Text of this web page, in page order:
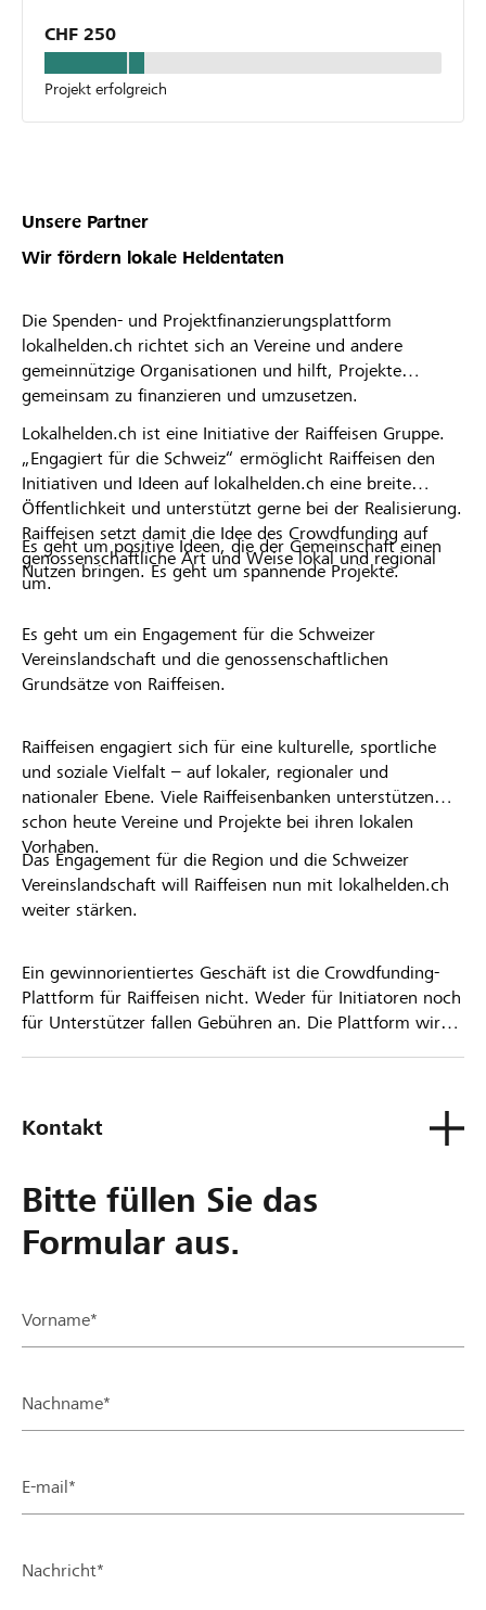
CHF 250
Projekt erfolgreich
Unsere Partner
Wir fördern lokale Heldentaten
Die Spenden- und Projektfinanzierungsplattform
lokalhelden.ch richtet sich an Vereine und andere
gemeinnützige Organisationen und hilft, Projekte
gemeinsam zu finanzieren und umzusetzen.
Lokalhelden.ch ist eine Initiative der Raiffeisen Gruppe.
„Engagiert für die Schweiz“ ermöglicht Raiffeisen den
Initiativen und Ideen auf lokalhelden.ch eine breite
Öffentlichkeit und unterstützt gerne bei der Realisierung.
Raiffeisen setzt damit die Idee des Crowdfunding auf
genossenschaftliche Art und Weise lokal und regional
um.
Es geht um positive Ideen, die der Gemeinschaft einen
Nutzen bringen. Es geht um spannende Projekte.
Es geht um ein Engagement für die Schweizer
Vereinslandschaft und die genossenschaftlichen
Grundsätze von Raiffeisen.
Raiffeisen engagiert sich für eine kulturelle, sportliche
und soziale Vielfalt – auf lokaler, regionaler und
nationaler Ebene. Viele Raiffeisenbanken unterstützen
schon heute Vereine und Projekte bei ihren lokalen
Vorhaben.
Das Engagement für die Region und die Schweizer
Vereinslandschaft will Raiffeisen nun mit lokalhelden.ch
weiter stärken.
Ein gewinnorientiertes Geschäft ist die Crowdfunding-
Plattform für Raiffeisen nicht. Weder für Initiatoren noch
für Unterstützer fallen Gebühren an. Die Plattform wird
Kontakt
Bitte füllen Sie das
Formular aus.
Vorname*
Nachname*
E-mail*
Nachricht*